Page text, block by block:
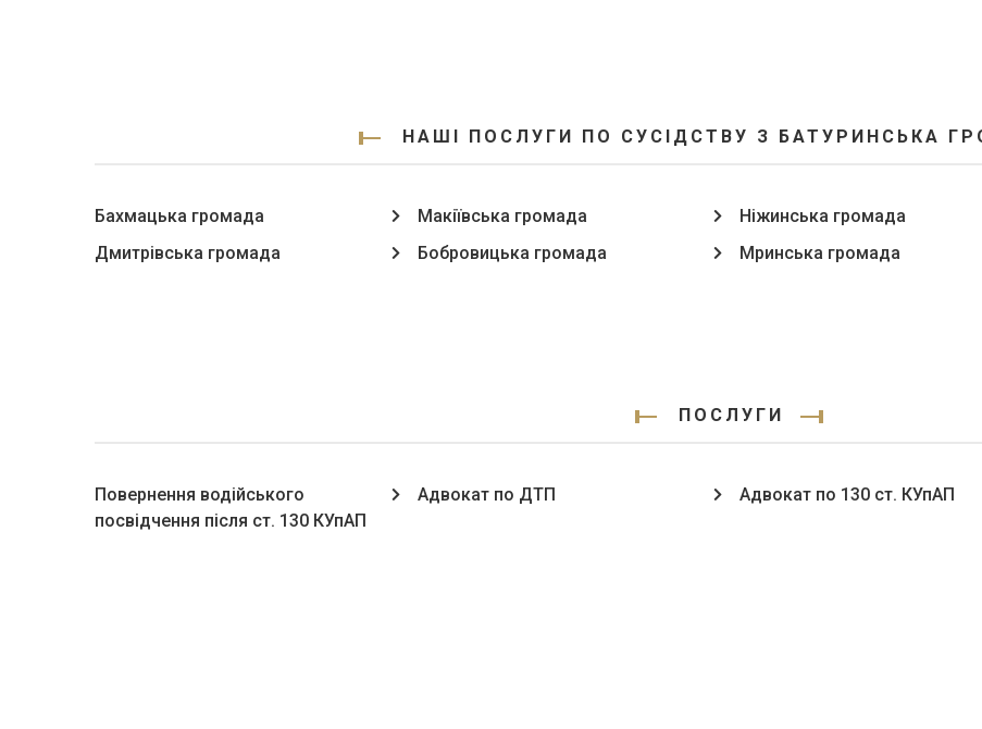
НАШІ ПОСЛУГИ ПО СУСІДСТВУ З БАТУРИНСЬКА
Бахмацька громада
Дмитрівська громада
Макіївська громада
Бобровицька громада
Ніжинська громада
Мринська громада
ПОСЛУГИ
Повернення водійського
посвідчення після ст. 130 КУпАП
Адвокат по ДТП Адвокат по 130 ст. КУпАП